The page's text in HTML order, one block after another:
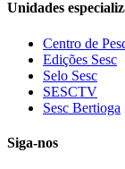
Unidades
Centro de
Edições Sesc
Selo Sesc
SESCTV
Sesc Bertioga
Siga-nos